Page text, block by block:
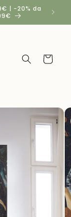
| -20% da
Carrello